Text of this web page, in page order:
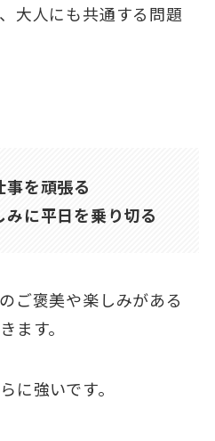
大人にも共通する問題
事を頑張る
に平日を乗り切る
ご褒美や楽しみがある
ます。
に強いです。